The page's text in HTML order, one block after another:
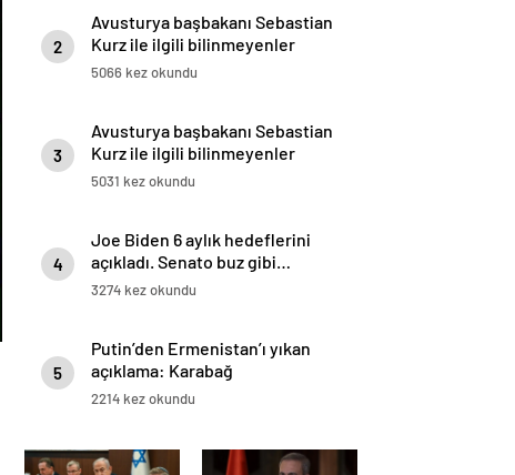
2
Avusturya başbakanı Sebastian
Kurz ile ilgili bilinmeyenler
5066 kez okundu
3
Avusturya başbakanı Sebastian
Kurz ile ilgili bilinmeyenler
5031 kez okundu
4
Joe Biden 6 aylık hedeflerini
açıkladı. Senato buz gibi…
3274 kez okundu
5
Putin’den Ermenistan’ı yıkan
açıklama: Karabağ
Azerbaycan’ın ayrılmaz bir
2214 kez okundu